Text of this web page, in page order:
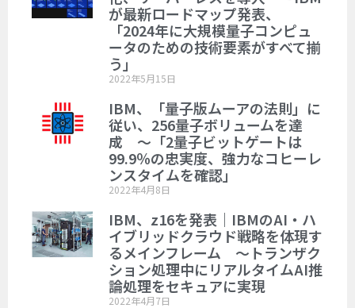
が最新ロードマップ発表、
「2024年に大規模量子コンピュ
ータのための技術要素がすべて揃
う」
2022年5月15日
IBM、「量子版ムーアの法則」に
従い、256量子ボリュームを達
成 ～「2量子ビットゲートは
99.9％の忠実度、強力なコヒーレ
ンスタイムを確認」
2022年4月8日
IBM、z16を発表｜IBMのAI・ハ
イブリッドクラウド戦略を体現す
るメインフレーム ～トランザク
ション処理中にリアルタイムAI推
論処理をセキュアに実現
2022年4月7日